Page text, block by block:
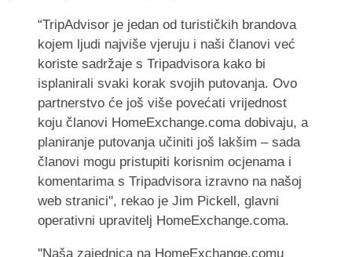
“TripAdvisor je jedan od turističkih brandova
kojem ljudi najviše vjeruju i naši članovi već
koriste sadržaje s Tripadvisora kako bi
isplanirali svaki korak svojih putovanja. Ovo
partnerstvo će još više povećati vrijednost
koju članovi HomeExchange.coma dobivaju, a
planiranje putovanja učiniti još lakšim – sada
članovi mogu pristupiti korisnim ocjenama i
komentarima s Tripadvisora izravno na našoj
web stranici'', rekao je Jim Pickell, glavni
operativni upravitelj HomeExchange.coma.
''Naša zajednica na HomeExchange.comu